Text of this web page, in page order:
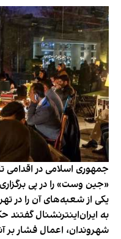
جمهوری اسلامی در اقدامی
«جین وست» را در پی
یکی از شعبه‌های آن را در
به ایران‌اینترنشنال
شهروندان، اعمال فشار بر